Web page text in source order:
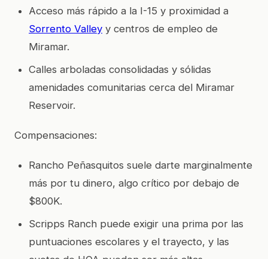
Acceso más rápido a la I-15 y proximidad a
Sorrento Valley y centros de empleo de
Miramar.
Calles arboladas consolidadas y sólidas
amenidades comunitarias cerca del Miramar
Reservoir.
Compensaciones:
Rancho Peñasquitos suele darte marginalmente
más por tu dinero, algo crítico por debajo de
$800K.
Scripps Ranch puede exigir una prima por las
puntuaciones escolares y el trayecto, y las